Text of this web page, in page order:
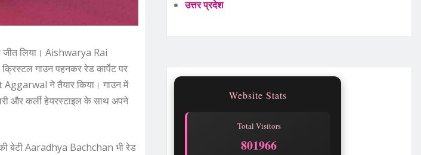
लिया। Aishwarya Rai
गाउन पहनकर रेड कार्पेट पर
Aggarwal ने तैयार किया। गाउन में
और कर्ली हेयरस्टाइल के साथ अपने
बेटीAaradhya Bachchan भी रेड
उत्तर प्रदेश
Website Stats
Total Visitors
801970